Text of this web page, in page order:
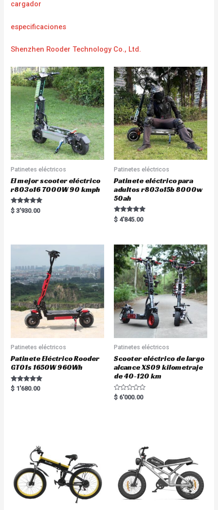
cargador
especificaciones
Shenzhen Rooder Technology Co., Ltd.
Patinetes eléctricos
El mejor scooter eléctrico
r803o16 7000W 90 kmph
Rated
5.00
$ 3'930.00
Patinetes eléctricos
Patinete eléctrico para
adultos r803o15b 8000w
50ah
Rated
5.00
$ 4'845.00
Patinetes eléctricos
Patinete Eléctrico Rooder
GT01s 1650W 960Wh
Rated
5.00
$ 1'680.00
Patinetes eléctricos
Scooter eléctrico de largo
alcance XS09 kilometraje
de 40-120 km
R
a
$ 6'000.00